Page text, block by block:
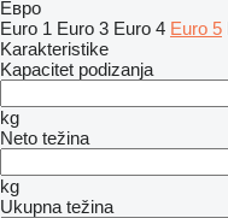
Евро
Euro 1 Euro 3 Euro 4 Euro 5
Karakteristike
Kapacitet podizanja
kg
Neto težina
kg
Ukupna težina